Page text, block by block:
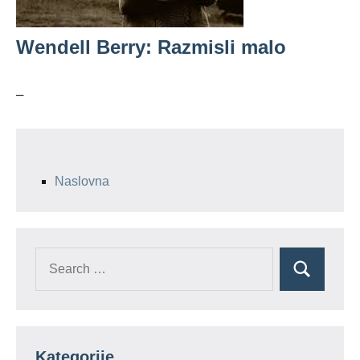
Wendell Berry: Razmisli malo
–
Naslovna
Search